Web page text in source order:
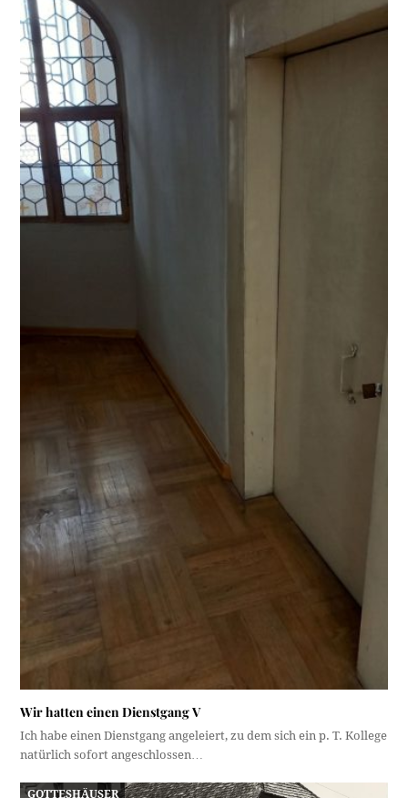
Wir hatten einen Dienstgang V
Ich habe einen Dienstgang angeleiert, zu dem sich ein p. T. Kollege
natürlich sofort angeschlossen…
GOTTESHÄUSER